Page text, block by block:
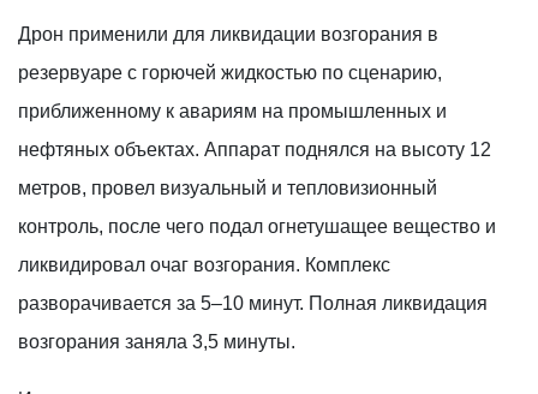
Дрон применили для ликвидации возгорания в
резервуаре с горючей жидкостью по сценарию,
приближенному к авариям на промышленных и
нефтяных объектах. Аппарат поднялся на высоту 12
метров, провел визуальный и тепловизионный
контроль, после чего подал огнетушащее вещество и
ликвидировал очаг возгорания. Комплекс
разворачивается за 5–10 минут. Полная ликвидация
возгорания заняла 3,5 минуты.